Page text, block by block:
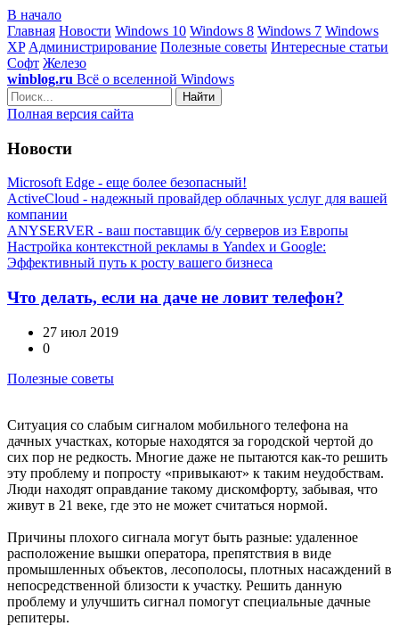
В начало
Главная Новости Windows 10 Windows 8 Windows 7 Windows
XP Администрирование Полезные советы Интересные статьи
Софт Железо
winblog.ru Всё о вселенной Windows
Найти
Полная версия сайта
Новости
Microsoft Edge - еще более безопасный!
ActiveCloud - надежный провайдер облачных услуг для вашей
компании
ANYSERVER - ваш поставщик б/у серверов из Европы
Настройка контекстной рекламы в Yandex и Google:
Эффективный путь к росту вашего бизнеса
Что делать, если на даче не ловит телефон?
27 июл 2019
0
Полезные советы
Ситуация со слабым сигналом мобильного телефона на
дачных участках, которые находятся за городской чертой до
сих пор не редкость. Многие даже не пытаются как-то решить
эту проблему и попросту «привыкают» к таким неудобствам.
Люди находят оправдание такому дискомфорту, забывая, что
живут в 21 веке, где это не может считаться нормой.
Причины плохого сигнала могут быть разные: удаленное
расположение вышки оператора, препятствия в виде
промышленных объектов, лесополосы, плотных насаждений в
непосредственной близости к участку. Решить данную
проблему и улучшить сигнал помогут специальные дачные
репитеры.